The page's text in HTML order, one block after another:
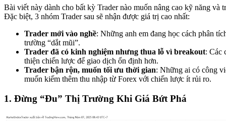
Bài viết này dành cho bất kỳ Trader nào muốn nâng cao kỹ năng và
Đặc biệt, 3 nhóm Trader sau sẽ nhận được giá trị cao nhất:
Trader mới vào nghề: Những anh em đang học cách phân
trường “dắt mũi”.
Trader đã có kinh nghiệm nhưng thua lỗ vì breakout: Các
thiện chiến lược để giao dịch ổn định hơn.
Trader bận rộn, muốn tối ưu thời gian: Những ai có công
muốn kiếm thêm thu nhập từ Forex với chiến lược ít rủi ro.
1. Đừng “Đu” Thị Trường Khi Giá Bứt Phá